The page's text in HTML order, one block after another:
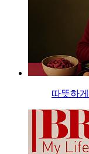
따뜻하